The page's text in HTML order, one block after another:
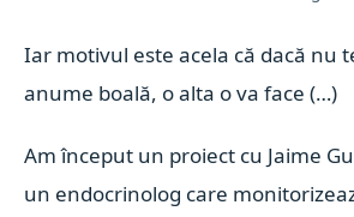
Iar motivul este acela că dacă nu
anume boală, o alta o va face (…)
Am început un proiect cu Jaime
un endocrinolog care